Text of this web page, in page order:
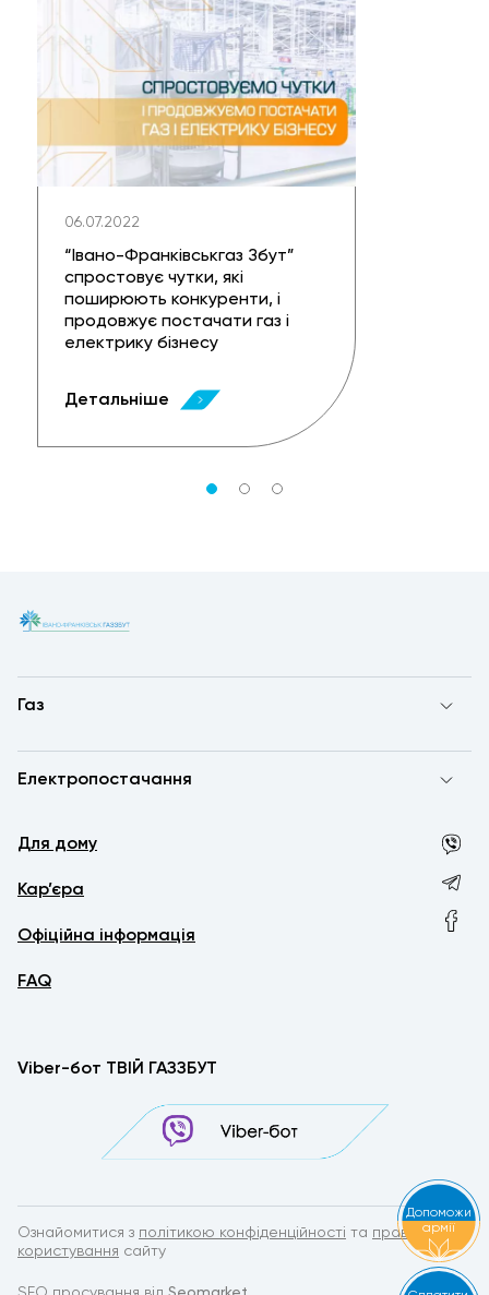
06.07.2022
“Івано-Франківськгаз Збут”
спростовує чутки, які
поширюють конкуренти, і
продовжує постачати газ і
електрику бізнесу
Детальніше
Газ
Електропостачання
Для дому
Кар’єра
Офіційна інформація
FAQ
Viber-бот ТВІЙ ГАЗЗБУТ
Ознайомитися з політикою конфіденційності та правилами
користування сайту
Допоможи
армії